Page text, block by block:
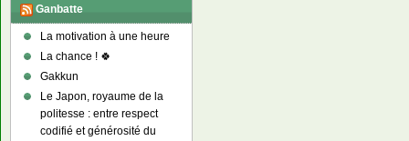
Ganbatte
La motivation à une heure
La chance ! 🍀
Gakkun
Le Japon, royaume de la
politesse : entre respect
codifié et générosité du